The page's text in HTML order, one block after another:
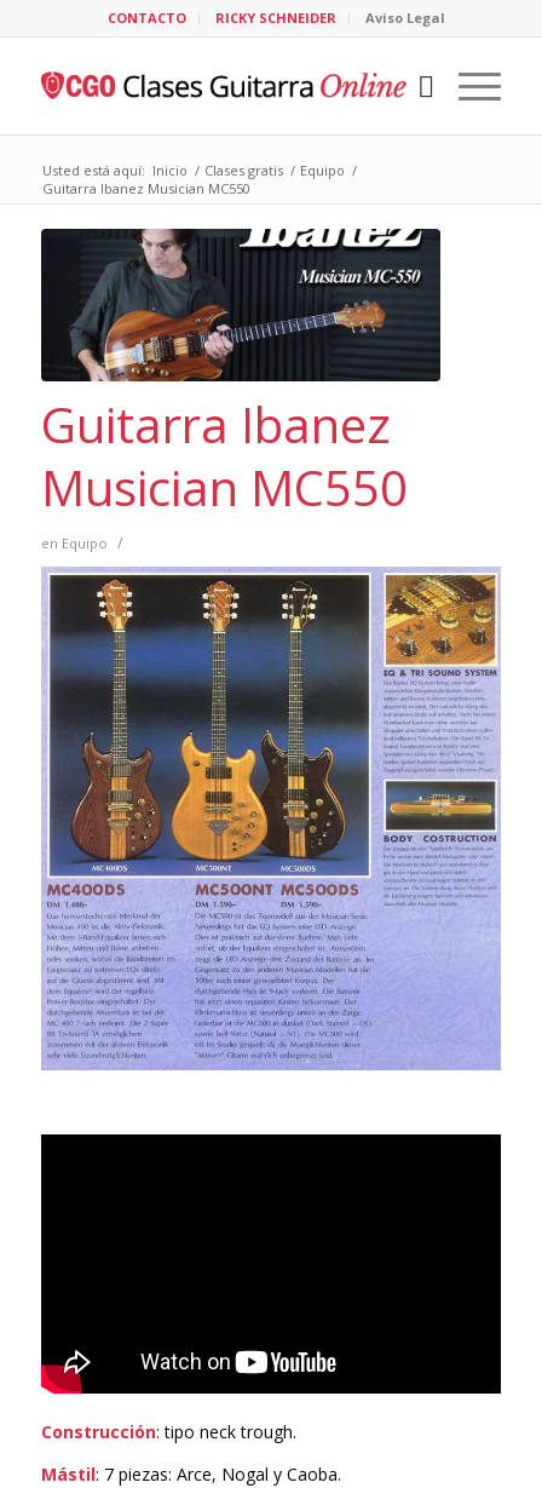
CONTACTO RICKY SCHNEIDER Aviso Legal
Usted está aquí: Inicio / Clases gratis / Equipo /
Guitarra Ibanez Musician MC550
Guitarra Ibanez
Musician MC550
en Equipo /
Construcción: tipo neck trough.
Mástil: 7 piezas: Arce, Nogal y Caoba.